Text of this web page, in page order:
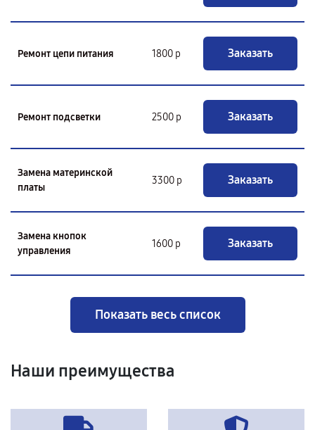
Ремонт цепи питания 1800 р Заказать
Ремонт подсветки 2500 р Заказать
Замена материнской
платы
3300 р Заказать
Замена кнопок
управления
1600 р Заказать
Показать весь список
Наши преимущества